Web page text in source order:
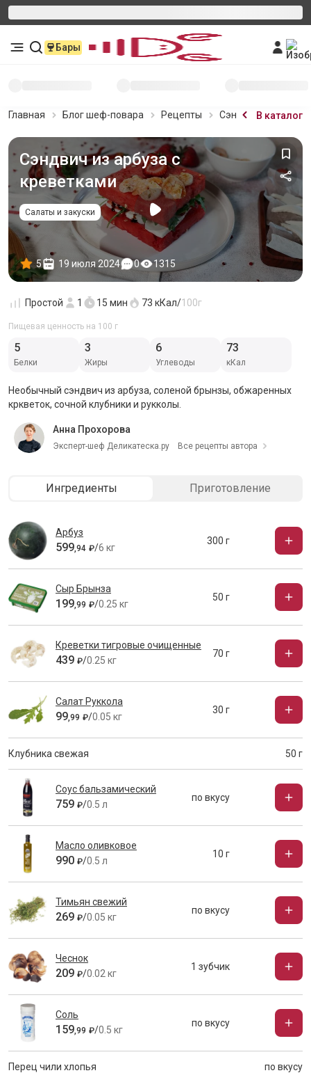
Бары
Главная Блог шеф-повара Рецепты Сэндвич из арбуза
В каталог
Сэндвич из арбуза с
креветками
Салаты и закуски
5 19 июля 2024 0 1315
Простой 1 15 мин 73 кКал/100г
Пищевая ценность на 100 г
5
Белки
3
Жиры
6
Углеводы
73
кКал
Необычный сэндвич из арбуза, соленой брынзы, обжаренных
кркветок, сочной клубники и рукколы.
Анна Прохорова
Эксперт-шеф Деликатеска.ру Все рецепты автора
Ингредиенты Приготовление
Арбуз
599,94 ₽/6 кг
300 г
Сыр Брынза
199,99 ₽/0.25 кг
50 г
Креветки тигровые очищенные
439 ₽/0.25 кг
70 г
Салат Руккола
99,99 ₽/0.05 кг
30 г
Клубника свежая 50 г
Соус бальзамический
759 ₽/0.5 л
по вкусу
Масло оливковое
990 ₽/0.5 л
10 г
Тимьян свежий
269 ₽/0.05 кг
по вкусу
Чеснок
209 ₽/0.02 кг
1 зубчик
Соль
159,99 ₽/0.5 кг
по вкусу
Перец чили хлопья по вкусу